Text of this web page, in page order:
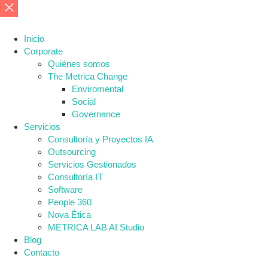
Inicio
Corporate
Quiénes somos
The Metrica Change
Enviromental
Social
Governance
Servicios
Consultoría y Proyectos IA
Outsourcing
Servicios Gestionados
Consultoría IT
Software
People 360
Nova Ética
METRICA LAB AI Studio
Blog
Contacto